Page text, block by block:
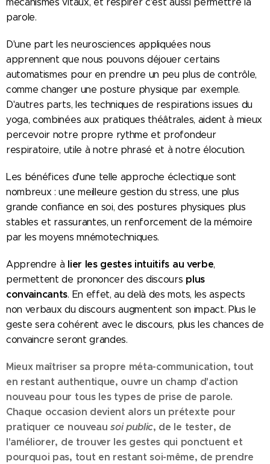
parole.
D'une part les neurosciences appliquées nous
apprennent que nous pouvons déjouer certains
automatismes pour en prendre un peu plus de contrôle,
comme changer une posture physique par exemple.
D'autres parts, les techniques de respirations issues du
yoga, combinées aux pratiques théâtrales, aident à mieux
percevoir notre propre rythme et profondeur
respiratoire, utile à notre phrasé et à notre élocution.
Les bénéfices d'une telle approche éclectique sont
nombreux : une meilleure gestion du stress, une plus
grande confiance en soi, des postures physiques plus
stables et rassurantes, un renforcement de la mémoire
par les moyens mnémotechniques.
Apprendre à lier les gestes intuitifs au verbe,
permettent de prononcer des discours plus
convaincants. En effet, au delà des mots, les aspects
non verbaux du discours augmentent son impact. Plus le
geste sera cohérent avec le discours, plus les chances de
convaincre seront grandes.
Mieux maîtriser sa propre méta-communication, tout
en restant authentique, ouvre un champ d'action
nouveau pour tous les types de prise de parole.
Chaque occasion devient alors un prétexte pour
pratiquer ce nouveausoi public, de le tester, de
l'améliorer, de trouver les gestes qui ponctuent et
pourquoi pas, tout en restant soi-même, de prendre